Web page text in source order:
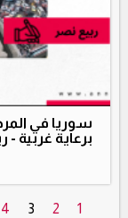
سوريا في
برعاية غربية -
1
2
3
4